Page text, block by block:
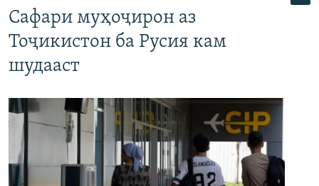
Сафари муҳоҷирон аз
Тоҷикистон ба Русия кам
шудааст